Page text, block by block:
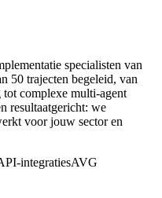
specialisten van
50 trajecten begeleid, van
complexe multi-agent
resultaatgericht: we
voor jouw sector en
integratiesAVG